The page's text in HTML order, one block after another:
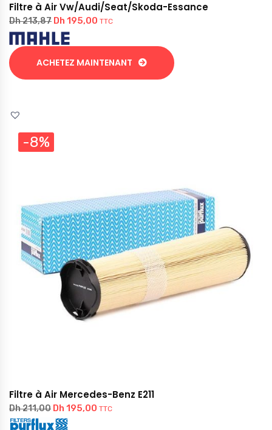
Filtre à Air Vw/Audi/Seat/Skoda-Essance
Dh213,87 Dh 195,00 TTC
ACHETEZ MAINTENANT
-8%
Filtre à Air Mercedes-Benz E211
Dh211,00 Dh 195,00 TTC